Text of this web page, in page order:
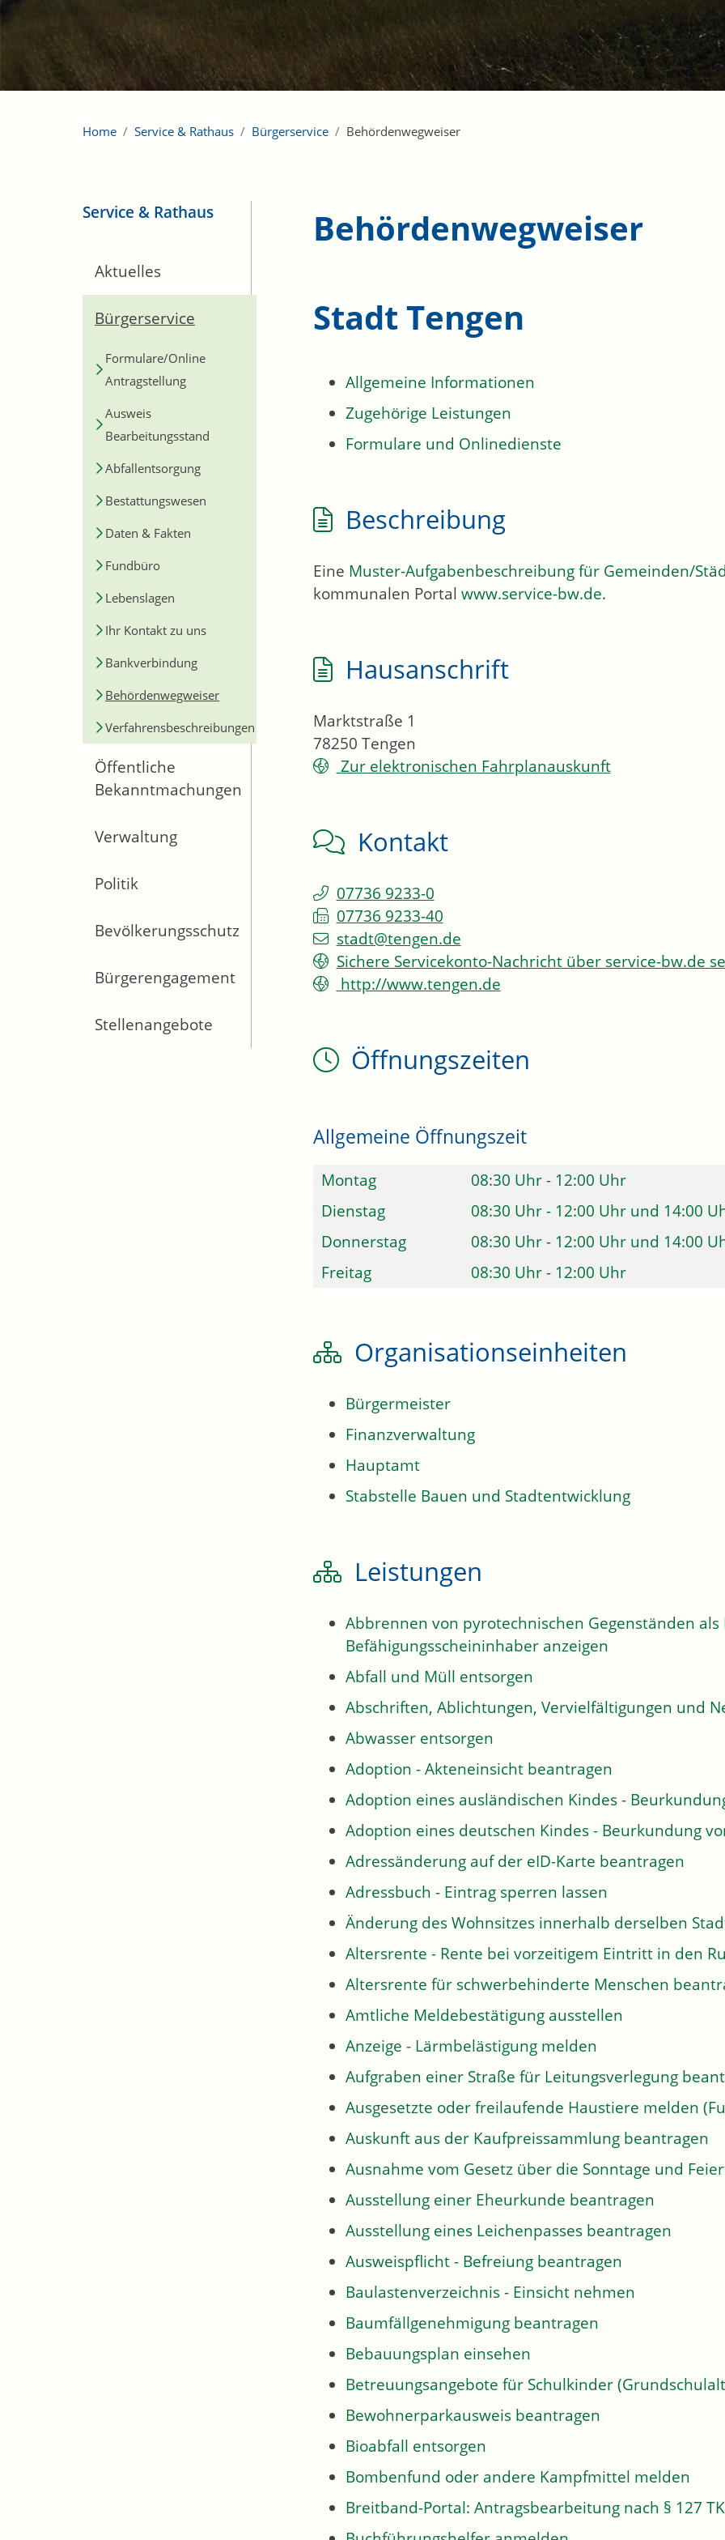
Home Service & Rathaus Bürgerservice Behördenwegweiser
Service & Rathaus
Aktuelles
Bürgerservice
Formulare/Online
Antragstellung
Ausweis
Bearbeitungsstand
Abfallentsorgung
Bestattungswesen
Daten & Fakten
Fundbüro
Lebenslagen
Ihr Kontakt zu uns
Bankverbindung
Behördenwegweiser
Verfahrensbeschreibungen
Öffentliche
Bekanntmachungen
Verwaltung
Politik
Bevölkerungsschutz
Bürgerengagement
Stellenangebote
Behördenwegweiser
Stadt Tengen
Allgemeine Informationen
Zugehörige Leistungen
Formulare und Onlinedienste
Beschreibung
Eine Muster-Aufgabenbeschreibung für Gemeinden/
kommunalen Portal www.service-bw.de.
Hausanschrift
Marktstraße 1
78250 Tengen
Zur elektronischen Fahrplanauskunft
Kontakt
07736 9233-0
07736 9233-40
stadt@tengen.de
Sichere Servicekonto-Nachricht über service-bw.de
http://www.tengen.de
Öffnungszeiten
Allgemeine Öffnungszeit
Montag 08:30 Uhr- 12:00 Uhr
Dienstag
08:30 Uhr- 12:00 Uhr und 14:00
Donnerstag
08:30 Uhr- 12:00 Uhr und 14:00
Freitag
08:30 Uhr- 12:00 Uhr
Organisationseinheiten
Bürgermeister
Finanzverwaltung
Hauptamt
Stabstelle Bauen und Stadtentwicklung
Leistungen
Abbrennen von pyrotechnischen Gegenständen
Befähigungsscheininhaber anzeigen
Abfall und Müll entsorgen
Abschriften, Ablichtungen, Vervielfältigungen und
Abwasser entsorgen
Adoption - Akteneinsicht beantragen
Adoption eines ausländischen Kindes -
Adoption eines deutschen Kindes - Beurkundung
Adressänderung auf der eID-Karte beantragen
Adressbuch - Eintrag sperren lassen
Änderung des Wohnsitzes innerhalb derselben
Altersrente - Rente bei vorzeitigem Eintritt in den
Altersrente für schwerbehinderte Menschen
Amtliche Meldebestätigung ausstellen
Anzeige - Lärmbelästigung melden
Aufgraben einer Straße für Leitungsverlegung
Ausgesetzte oder freilaufende Haustiere melden
Auskunft aus der Kaufpreissammlung beantragen
Ausnahme vom Gesetz über die Sonntage und
Ausstellung einer Eheurkunde beantragen
Ausstellung eines Leichenpasses beantragen
Ausweispflicht - Befreiung beantragen
Baulastenverzeichnis - Einsicht nehmen
Baumfällgenehmigung beantragen
Bebauungsplan einsehen
Betreuungsangebote für Schulkinder
Bewohnerparkausweis beantragen
Bioabfall entsorgen
Bombenfund oder andere Kampfmittel melden
Breitband-Portal: Antragsbearbeitung nach § 127